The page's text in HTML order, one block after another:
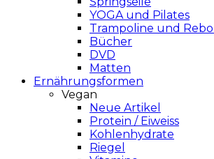
YOGA und Pilates
Trampoline und
Bücher
DVD
Matten
Ernährungsformen
Vegan
Neue Artikel
Protein / Eiweiss
Kohlenhydrate
Riegel